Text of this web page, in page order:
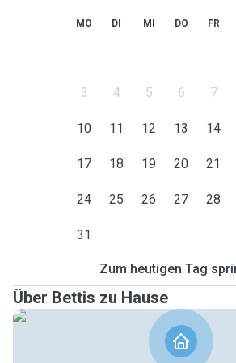
MO DI MI DO FR
3 4 5 6 7
10 11 12 13 14
17 18 19 20 21
24 25 26 27 28
31
Zum heutigen Tag
Über Bettis zu Hause